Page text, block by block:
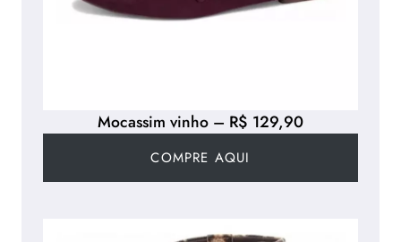
Mocassim vinho – R$ 129,90
COMPRE AQUI